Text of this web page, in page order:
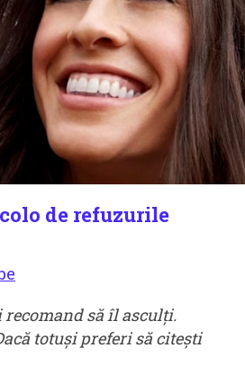
de refuzurile
recomand să îl asculți.
totuși preferi să citești